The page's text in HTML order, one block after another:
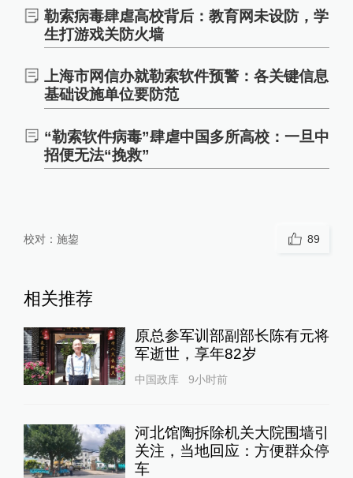
勒索病毒肆虐高校背后：教育网未设防，学
生打游戏关防火墙
上海市网信办就勒索软件预警：各关键信息
基础设施单位要防范
“勒索软件病毒”肆虐中国多所高校：一旦中
招便无法“挽救”
校对： 施鋆 89
相关推荐
原总参军训部副部长陈有元将
军逝世，享年82岁
中国政库 9小时前
河北馆陶拆除机关大院围墙引
关注，当地回应：方便群众停
车